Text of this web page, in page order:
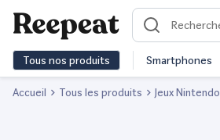
Tous nos produits Smartphones
Accueil Tous les produits Jeux